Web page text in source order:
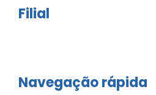
Filial
Navegação rápida